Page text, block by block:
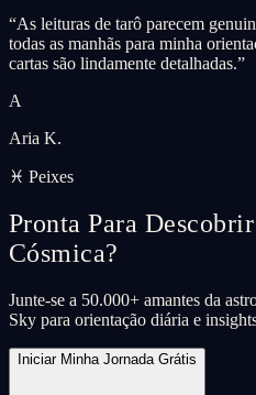
“As leituras de tarô parecem
todas as manhãs para minha
cartas são lindamente detalhadas.”
A
Aria K.
♓ Peixes
Pronta Para
Cósmica?
Junte-se a 50.000+ amantes da
Sky para orientação diária e
Iniciar Minha Jornada Grátis